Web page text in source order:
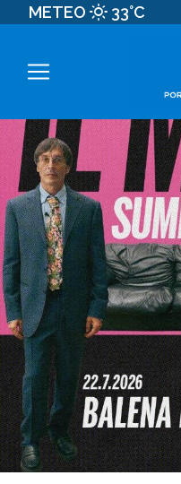
METEO 33°C